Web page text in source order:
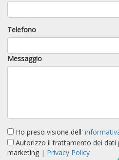
Telefono
Messaggio
Ho preso visione dell'
Autorizzo il trattamento dei dati
marketing | Privacy Policy